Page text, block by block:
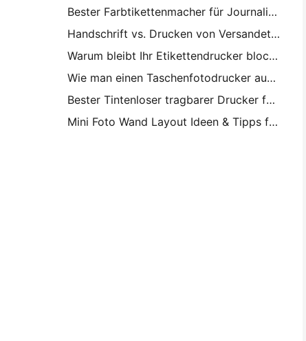
Bester Farbtikettenmacher für Journalisierung und Scrapbooking: Mehr Farbe auf jeder Seite hinzufügen
Handschrift vs. Drucken von Versandetiketten: Tipps für kleine Unternehmen im Jahr 2026
Warum bleibt Ihr Etikettendrucker blockiert?
Wie man einen Taschenfotodrucker auswählt: Eine vollständige Anleitung für Journalisten, Reisende und iPhone-Benutzer
Bester Tintenloser tragbarer Drucker für Reisen, Schule und mobile Arbeit: Hanin MT620 Pro Review
Mini Foto Wand Layout Ideen & Tipps für Schlafzimmer und Schlafsaal Dekoration